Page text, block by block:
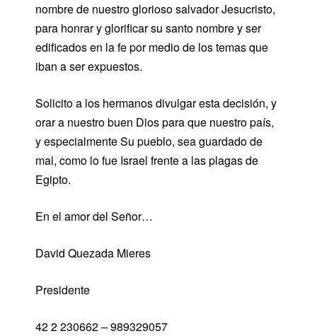
nombre de nuestro glorioso salvador Jesucristo,
para honrar y glorificar su santo nombre y ser
edificados en la fe por medio de los temas que
iban a ser expuestos.
Solicito a los hermanos divulgar esta decisión, y
orar a nuestro buen Dios para que nuestro país,
y especialmente Su pueblo, sea guardado de
mal, como lo fue Israel frente a las plagas de
Egipto.
En el amor del Señor…
David Quezada Mieres
Presidente
42 2 230662 – 989329057